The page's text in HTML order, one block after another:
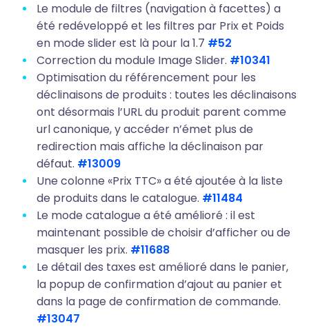
Le module de filtres (navigation à facettes) a
été redéveloppé et les filtres par Prix et Poids
en mode slider est là pour la 1.7 #52
Correction du module Image Slider. #10341
Optimisation du référencement pour les
déclinaisons de produits : toutes les déclinaisons
ont désormais l’URL du produit parent comme
url canonique, y accéder n’émet plus de
redirection mais affiche la déclinaison par
défaut. #13009
Une colonne «Prix TTC» a été ajoutée à la liste
de produits dans le catalogue. #11484
Le mode catalogue a été amélioré : il est
maintenant possible de choisir d’afficher ou de
masquer les prix. #11688
Le détail des taxes est amélioré dans le panier,
la popup de confirmation d’ajout au panier et
dans la page de confirmation de commande.
#13047